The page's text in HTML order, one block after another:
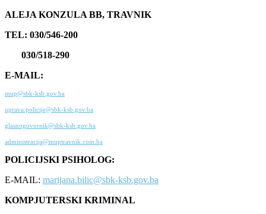
ALEJA KONZULA BB, TRAVNIK
TEL: 030/546-200
030/518-290
E-MAIL:
mup@sbk-ksb.gov.ba
uprava.policije@sbk-ksb.gov.ba
glasnogovornik@sbk-ksb.gov.ba
administracija@muptravnik.com.ba
POLICIJSKI PSIHOLOG:
E-MAIL: marijana.bilic@sbk-ksb.gov.ba
KOMPJUTERSKI KRIMINAL